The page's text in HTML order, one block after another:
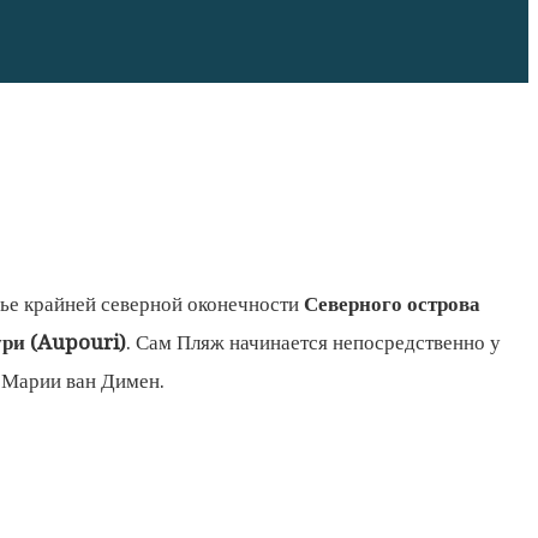
крайней северной оконечности Северного острова
(Aupouri). Сам Пляж начинается непосредственно у
Марии ван Димен.